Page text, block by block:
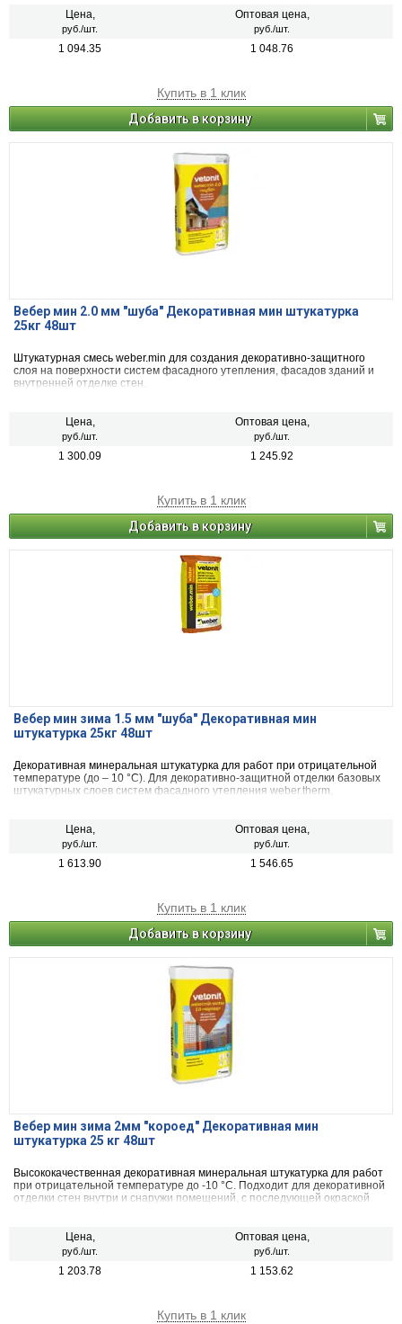
Цена,
руб./шт.
Оптовая цена,
руб./шт.
1 094.35 1 048.76
Купить в 1 клик
Добавить в корзину
Вебер мин 2.0 мм "шуба" Декоративная мин штукатурка
25кг 48шт
Штукатурная смесь weber.min для создания декоративно-защитного
слоя на поверхности систем фасадного утепления, фасадов зданий и
внутренней отделке стен.
Цена,
руб./шт.
Оптовая цена,
руб./шт.
1 300.09 1 245.92
Купить в 1 клик
Добавить в корзину
Вебер мин зима 1.5 мм "шуба" Декоративная мин
штукатурка 25кг 48шт
Декоративная минеральная штукатурка для работ при отрицательной
температуре (до – 10 °С). Для декоративно-защитной отделки базовых
штукатурных слоев систем фасадного утепления weber.therm,
Цена,
руб./шт.
Оптовая цена,
руб./шт.
1 613.90 1 546.65
Купить в 1 клик
Добавить в корзину
Вебер мин зима 2мм "короед" Декоративная мин
штукатурка 25 кг 48шт
Высококачественная декоративная минеральная штукатурка для работ
при отрицательной температуре до -10 °С. Подходит для декоративной
отделки стен внутри и снаружи помещений, с последующей окраской
морозостойкостью.
Цена,
руб./шт.
Оптовая цена,
руб./шт.
1 203.78 1 153.62
Купить в 1 клик